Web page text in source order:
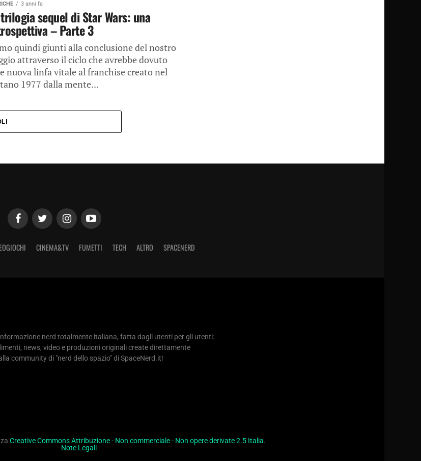
3 anni fa
sequel di Star Wars: una
– Parte 3
quindi giunti alla conclusione del nostro
attraverso il ciclo che avrebbe dovuto
nuova linfa vitale al franchise creato nel
1977 dalla mente...
CINEMA&TV FUMETTI TECH ALTRO SPACENERD
nerd totalmente italiana, fatta dagli utenti per gli utenti:
news, video e produzioni originali create direttamente
community di "nerd dello spazio" di SpaceNerd.it!
Creative Commons Attribuzione - Non commerciale - Non opere derivate 2.5 Italia.
Note Legali